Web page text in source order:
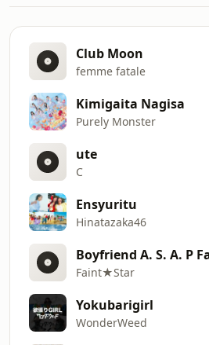
Club Moon
femme fatale
Kimigaita Nagisa
Purely Monster
ute
C
Ensyuritu
Hinatazaka46
Faint★Star
Yokubarigirl
WonderWeed